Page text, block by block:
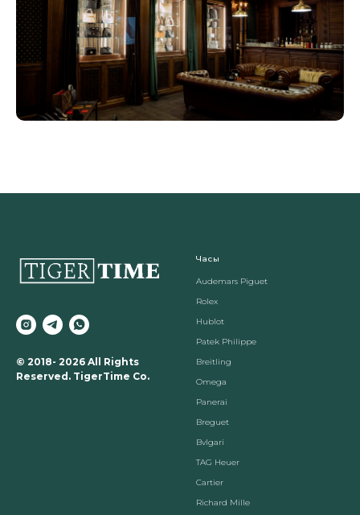
© 2018- 2026 All Rights
Reserved. TigerTime Co.
Часы
Audemars Piguet
Rolex
Hublot
Patek Philippe
Breitling
Omega
Panerai
Breguet
Вvlgari
TAG Heuer
Cartier
Richard Mille